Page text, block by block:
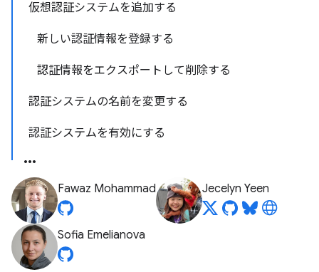
仮想認証システムを追加する
新しい認証情報を登録する
認証情報をエクスポートして削除する
認証システムの名前を変更する
認証システムを有効にする
Fawaz Mohammad Jecelyn Yeen
Sofia Emelianova